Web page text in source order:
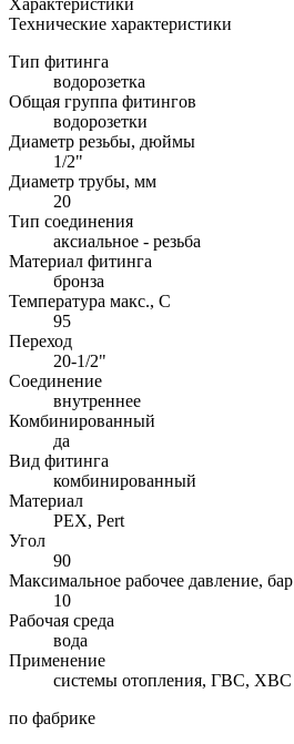
Технические характеристики
Тип фитинга
водорозетка
Общая группа фитингов
водорозетки
Диаметр резьбы, дюймы
1/2"
Диаметр трубы, мм
20
Тип соединения
аксиальное - резьба
Материал фитинга
бронза
Температура макс., С
95
Переход
20-1/2"
Соединение
внутреннее
Комбинированный
да
Вид фитинга
комбинированный
Материал
PEX, Pert
Угол
90
Максимальное рабочее давление, бар
10
Рабочая среда
вода
Применение
системы отопления, ГВС, ХВС
по фабрике